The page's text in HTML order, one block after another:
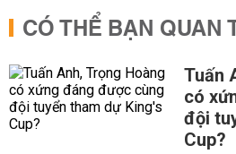
CÓ THỂ BẠN QUAN
Tuấn
có
đội
Cup?